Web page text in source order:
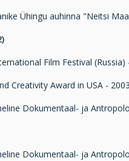
Ühingu auhinna "Neitsi
Film Festival
Creativity Award in USA -
Dokumentaal- ja
Dokumentaal- ja